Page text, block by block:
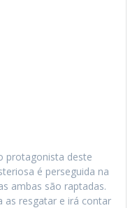
protagonista deste
é perseguida na
ambas são raptadas.
as resgatar e irá contar